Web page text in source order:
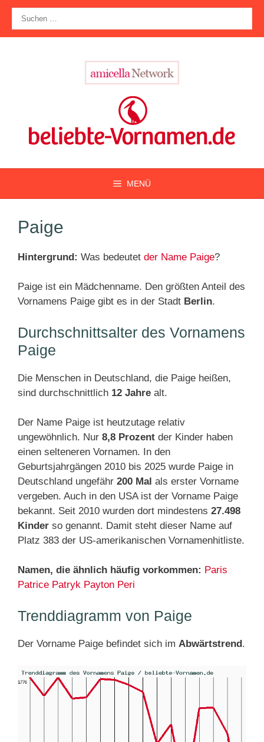
Zum
Inhalt
springen
nach:
MENÜ
Paige
Hintergrund: Was bedeutet der Name Paige?
Paige ist ein Mädchenname. Den größten Anteil des
Vornamens Paige gibt es in der Stadt Berlin.
Durchschnittsalter des Vornamens
Paige
Die Menschen in Deutschland, die Paige heißen,
sind durchschnittlich 12 Jahre alt.
Der Name Paige ist heutzutage relativ
ungewöhnlich. Nur 8,8 Prozent der Kinder haben
einen selteneren Vornamen. In den
Geburtsjahrgängen 2010 bis 2025 wurde Paige in
Deutschland ungefähr 200 Mal als erster Vorname
vergeben. Auch in den USA ist der Vorname Paige
bekannt. Seit 2010 wurden dort mindestens 27.498
Kinder so genannt. Damit steht dieser Name auf
Platz 383 der US-amerikanischen Vornamenhitliste.
Namen, die ähnlich häufig vorkommen: Paris
Patrice Patryk Payton Peri
Trenddiagramm von Paige
Der Vorname Paige befindet sich im Abwärtstrend.